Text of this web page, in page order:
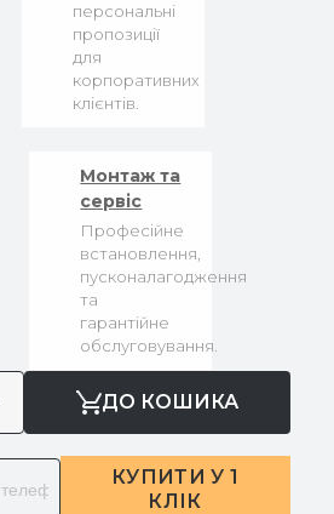
персональні
пропозиції
для
корпоративних
клієнтів.
Монтаж та
сервіс
Професійне
встановлення,
пусконалагодження
та
гарантійне
обслуговування.
ДО КОШИКА
КУПИТИ У 1
КЛІК